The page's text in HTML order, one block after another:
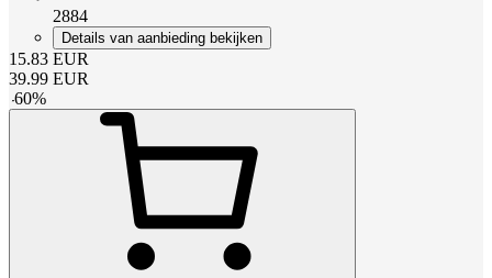
2884
Details van aanbieding bekijken
15.83 EUR
39.99 EUR
-60%